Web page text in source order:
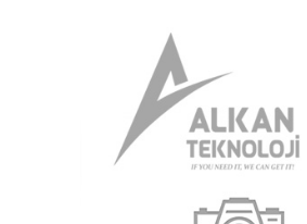
Komponent Listesi
Diğer Ürünler
Güç Kaynakları